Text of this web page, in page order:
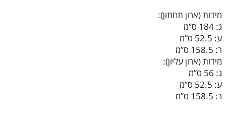
מידות (ארון תחתון):
ג: 184 ס”מ
ע: 52.5 ס”מ
ר: 158.5 ס”מ
מידות (ארון עליון):
ג: 56 ס”מ
ע: 52.5 ס”מ
ר: 158.5 ס”מ